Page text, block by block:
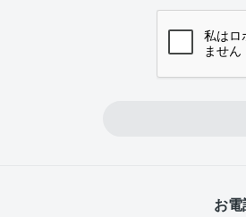
お